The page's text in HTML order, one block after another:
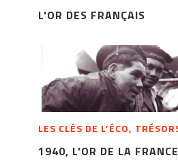
L'OR DES FRANÇAIS
LES CLÉS DE L’ÉCO,
1940, L'OR DE LA